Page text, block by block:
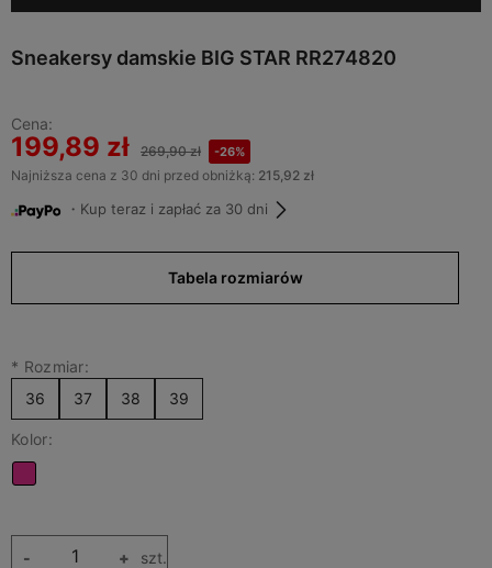
Sneakersy damskie BIG STAR RR274820
Cena:
199,89 zł 269,90 zł -26%
Najniższa cena z 30 dni przed obniżką: 215,92 zł
・Kup teraz i zapłać za 30 dni
Tabela rozmiarów
* Rozmiar:
36
37 38 39
Kolor:
+
- szt.